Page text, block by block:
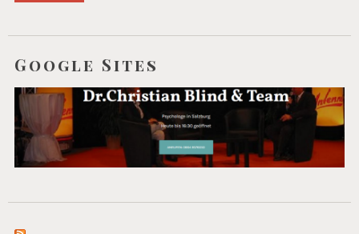
Google Sites